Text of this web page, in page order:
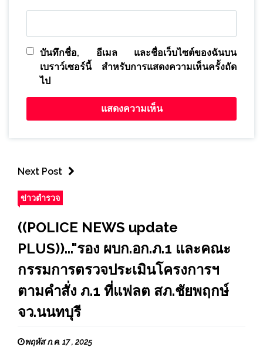
บันทึกชื่อ, อีเมล และชื่อเว็บไซต์ของฉันบน
เบราว์เซอร์นี้ สำหรับการแสดงความเห็นครั้งถัด
ไป
Next Post
ข่าวตำรวจ
((POLICE NEWS update
PLUS))..."รอง ผบก.อก.ภ.1 และคณะ
กรรมการตรวจประเมินโครงการฯ
ตามคำสั่ง ภ.1 ที่แฟลต สภ.ชัยพฤกษ์
จว.นนทบุรี
พฤหัส ก.ค. 17 , 2025